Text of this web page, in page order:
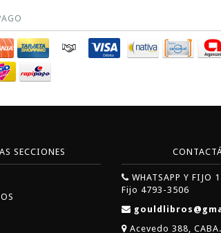
SECCIONES
WHATSAPP Y FIJO
Fijo 4793-3506
Acevedo 388, CABA.